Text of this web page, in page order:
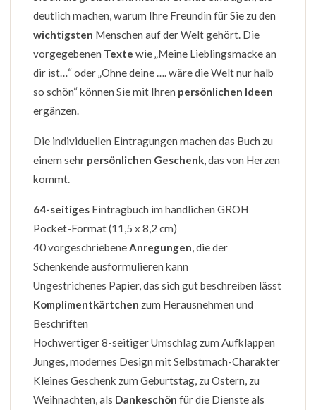
deutlich machen, warum Ihre Freundin für Sie zu den
wichtigsten Menschen auf der Welt gehört. Die
vorgegebenen Texte wie „Meine Lieblingsmacke an
dir ist…“ oder „Ohne deine …. wäre die Welt nur halb
so schön“ können Sie mit Ihren persönlichen Ideen
ergänzen.
Die individuellen Eintragungen machen das Buch zu
einem sehr persönlichen Geschenk, das von Herzen
kommt.
64-seitiges Eintragbuch im handlichen GROH
Pocket-Format (11,5 x 8,2 cm)
40 vorgeschriebeneAnregungen, die der
Schenkende ausformulieren kann
Ungestrichenes Papier, das sich gut beschreiben lässt
Komplimentkärtchen zum Herausnehmen und
Beschriften
Hochwertiger 8-seitiger Umschlag zum Aufklappen
Junges, modernes Design mit Selbstmach-Charakter
Kleines Geschenk zum Geburtstag, zu Ostern, zu
Weihnachten, als Dankeschön für die Dienste als